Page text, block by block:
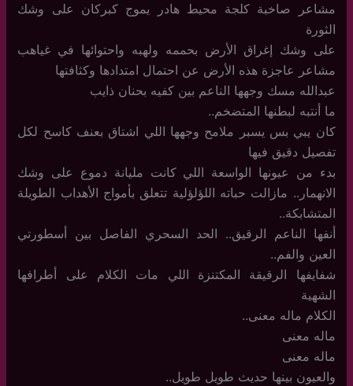
مشاعر صاخبة كلجة محيط هادر يموج كبركان على وشك
الثورة
على وشك إغراق الأرض بحممه ولهبه واحتوائها في غياهب
مشاعر عاجزة هذه الأرض عن احتمال امتدادها وكثافتها
عبدالله مسك وجهها الناعم بين كفيه بحنان ذايب
ما أنتبه لبطنها المتضخم..
كان يبي بس يسبر ملامح وجهها اللي اشتاق بعنف كاسح لكل
تفصيل دقيق فيها
بدء من عيونها الواسعة اللي كانت مليانة دموع على وشك
الانهمار.. مازالت حباته اللؤلؤلية تتعلق بأمواج الأهداب الطويلة
المتشابكة..
أنفها الناعم الرقيق.. الحد السحري الفاصل بين أسطورتي
العين والفم..
شفايفها الرقيقة المكتنزة اللي مات الكلام على أطرافها
الشهية
الكلام ماله معنى..
ماله معنى
ماله معنى
والعيون بينها حديث طويل طويل..